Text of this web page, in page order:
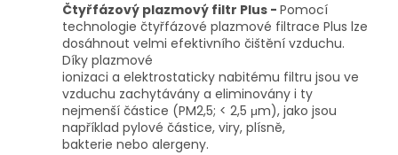
Čtyřfázový plazmový filtr Plus - Pomocí
technologie čtyřfázové plazmové filtrace Plus lze
dosáhnout velmi efektivního čištění vzduchu.
Díky plazmové
ionizaci a elektrostaticky nabitému filtru jsou ve
vzduchu zachytávány a eliminovány i ty
nejmenší částice (PM2,5; < 2,5 μm), jako jsou
například pylové částice, viry, plísně,
bakterie nebo alergeny.